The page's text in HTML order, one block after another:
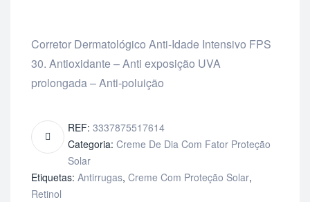
Corretor Dermatológico Anti-Idade Intensivo FPS
30. Antioxidante – Anti exposição UVA
prolongada – Anti-poluição
REF: 3337875517614
Categoria: Creme De Dia Com Fator Proteção
Solar
Etiquetas: Antirrugas, Creme Com Proteção Solar,
Retinol